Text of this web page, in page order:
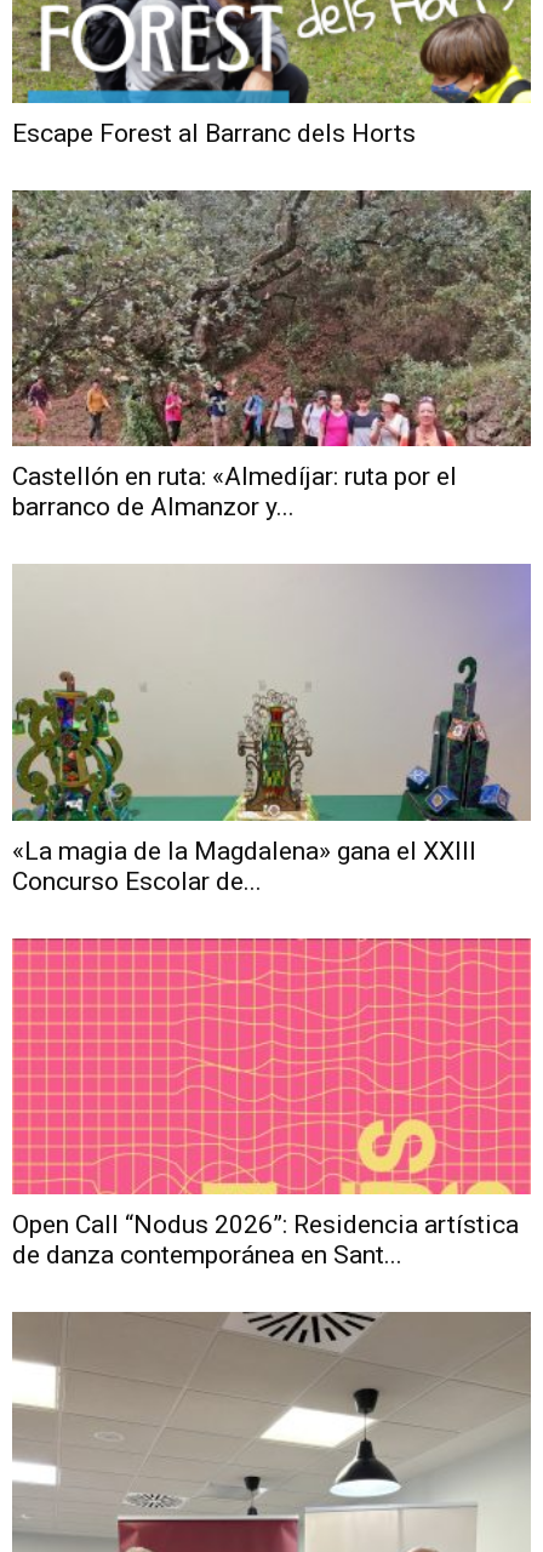
Escape Forest al Barranc dels Horts
Castellón en ruta: «Almedíjar: ruta por el
barranco de Almanzor y...
«La magia de la Magdalena» gana el XXIII
Concurso Escolar de...
Open Call “Nodus 2026”: Residencia artística
de danza contemporánea en Sant...